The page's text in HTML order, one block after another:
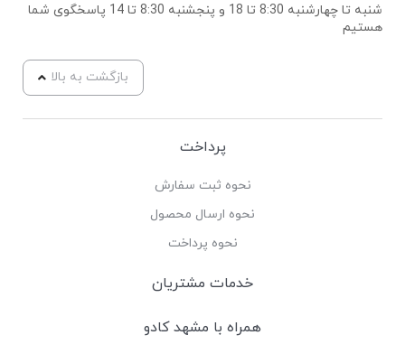
شنبه تا چهارشنبه 8:30 تا 18 و پنجشنبه 8:30 تا 14 پاسخگوی شما
هستیم
بازگشت به بالا
پرداخت
نحوه ثبت سفارش
نحوه ارسال محصول
نحوه پرداخت
خدمات مشتریان
همراه با مشهد کادو